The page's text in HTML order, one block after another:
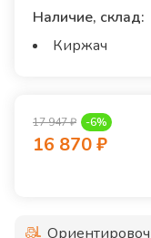
Наличие, склад:
Киржач
17 947₽ -6%
16 870₽